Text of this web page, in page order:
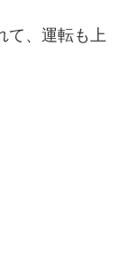
て、運転も上